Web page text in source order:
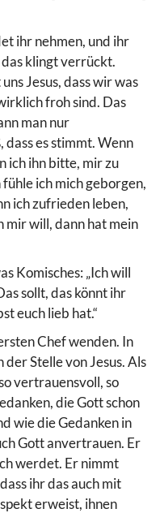
ihr nehmen, und ihr
klingt verrückt.
Jesus, dass wir was
froh sind. Das
man nur
es stimmt. Wenn
ich ihn bitte, mir zu
ich mich geborgen,
ich zufrieden leben,
mir will, dann hat mein
Komisches: „Ich will
sollt, das könnt ihr
euch lieb hat.“
Chef wenden. In
der Stelle von Jesus. Als
vertrauensvoll, so
die Gott schon
wie die Gedanken in
Gott anvertrauen. Er
werdet. Er nimmt
ihr das auch mit
erweist, ihnen